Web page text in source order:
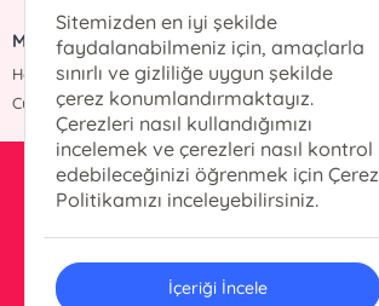
MÜŞTERİ HİZMETLERİ
Hafta içi :09:00 - 18:00
Cumartesi :09:00 - 18:00
info@okurkitap.com
90 544 522 45 05
Sitemizden en iyi şekilde
faydalanabilmeniz için, amaçlarla
sınırlı ve gizliliğe uygun şekilde
çerez konumlandırmaktayız.
Çerezleri nasıl kullandığımızı
incelemek ve çerezleri nasıl kontrol
edebileceğinizi öğrenmek için Çerez
Politikamızı inceleyebilirsiniz.
İçeriği İncele